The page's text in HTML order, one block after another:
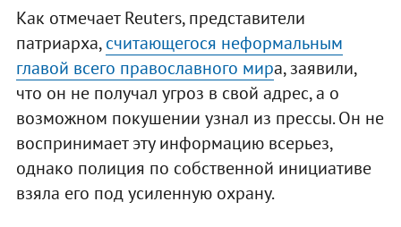
Как отмечает Reuters, представители
патриарха,считающегося неформальным
главой всего православного мира, заявили,
что он не получал угроз в свой адрес, а о
возможном покушении узнал из прессы. Он не
воспринимает эту информацию всерьез,
однако полиция по собственной инициативе
взяла его под усиленную охрану.